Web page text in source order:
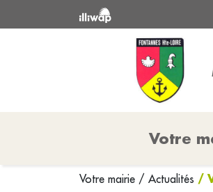
Votre
Votre mairie / Actualités /